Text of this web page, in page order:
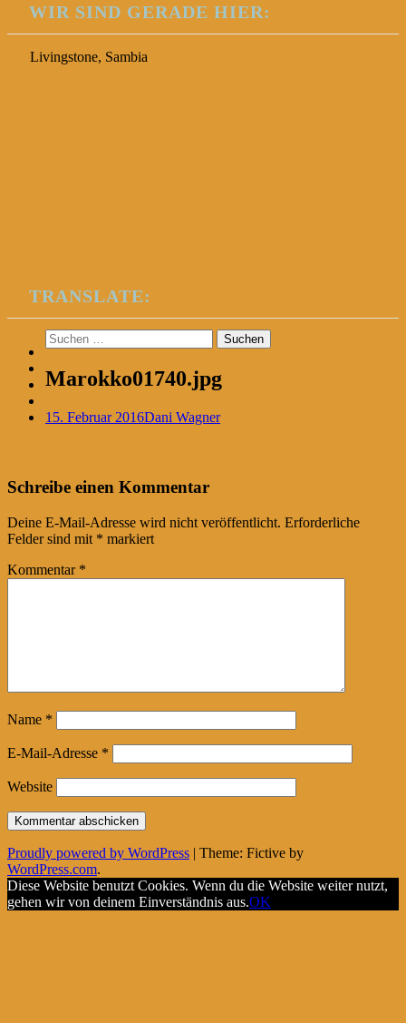
WIR SIND GERADE HIER:
Livingstone, Sambia
TRANSLATE:
Suchen
nach:
Marokko01740.jpg
15. Februar 2016Dani Wagner
Post
navigation
←
Schreibe einen Kommentar
Deine E-Mail-Adresse wird nicht veröffentlicht. Erforderliche
Felder sind mit * markiert
Kommentar *
Name *
E-Mail-Adresse *
Website
Proudly powered by WordPress | Theme: Fictive by
WordPress.com.
Diese Website benutzt Cookies. Wenn du die Website weiter nutzt,
gehen wir von deinem Einverständnis aus.OK